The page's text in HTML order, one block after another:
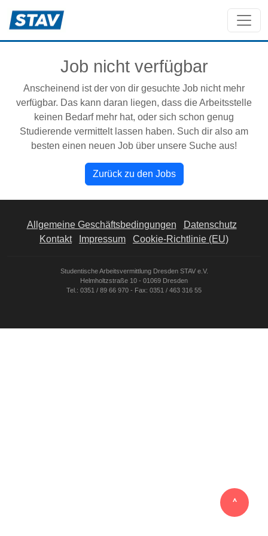
‸
Job nicht verfügbar
Anscheinend ist der von dir gesuchte Job nicht mehr
verfügbar. Das kann daran liegen, dass die Arbeitsstelle
keinen Bedarf mehr hat, oder sich schon genug
Studierende vermittelt lassen haben. Such dir also am
besten einen neuen Job über unsere Suche aus!
Zurück zu den Jobs
Allgemeine Geschäftsbedingungen
Datenschutz
Kontakt
Impressum Cookie-Richtlinie (EU)
Studentische Arbeitsvermittlung Dresden STAV e.V.
Helmholtzstraße 10 - 01069 Dresden
Tel.: 0351 / 89 66 970 - Fax: 0351 / 463 316 55